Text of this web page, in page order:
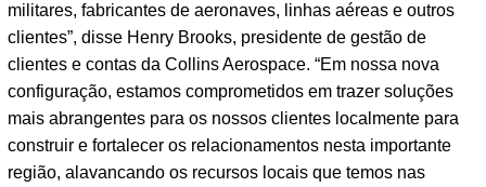
militares, fabricantes de aeronaves, linhas aéreas e outros
clientes”, disse Henry Brooks, presidente de gestão de
clientes e contas da Collins Aerospace. “Em nossa nova
configuração, estamos comprometidos em trazer soluções
mais abrangentes para os nossos clientes localmente para
construir e fortalecer os relacionamentos nesta importante
região, alavancando os recursos locais que temos nas